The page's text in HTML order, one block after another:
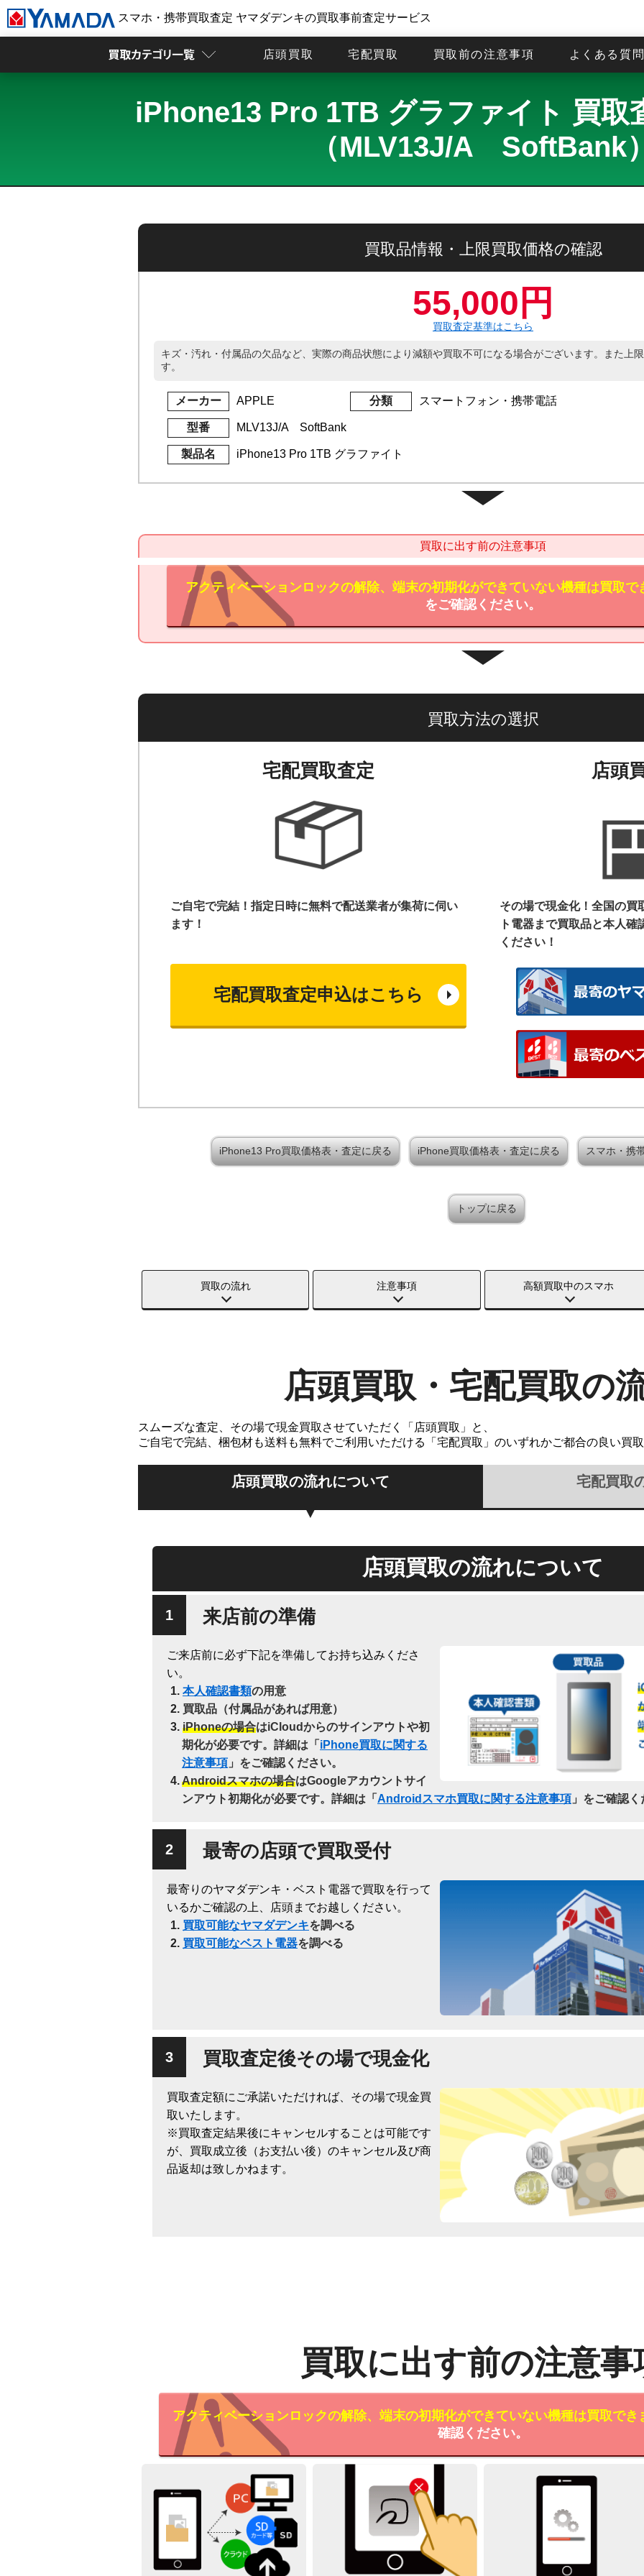
スマホ・携帯買取査定 ヤマダデンキの買取事前査定サービス
店頭買取 宅配買取 買取前の注意事項 よくある質
iPhone13 Pro 1TB グラファイト 買取
（MLV13J/A SoftBank
買取品情報・上限買取価格の確認
55,000円
買取査定基準はこちら
キズ・汚れ・付属品の欠品など、実際の商品状態により減額や買取不可になる場合がございます。また上
す。
メーカー APPLE 分類 スマートフォン・携帯電話
型番 MLV13J/A SoftBank
製品名 iPhone13 Pro 1TB グラファイト
買取に出す前の注意事項
アクティベーションロックの解除、端末の初期化ができていない機種は買取で
をご確認ください。
買取方法の選択
宅配買取査定
ご自宅で完結！指定日時に無料で配送業者が集荷に伺い
ます！
宅配買取査定申込はこちら
店頭
その場で現金化！全国の買
ト電器まで買取品と本人確
ください！
iPhone13 Pro買取価格表・査定に戻る iPhone買取価格表・査定に戻る スマホ・携
トップに戻る
買取の流れ 注意事項 高額買取中のスマホ
店頭買取・宅配買取の
スムーズな査定、その場で現金買取させていただく「店頭買取」と、
ご自宅で完結、梱包材も送料も無料でご利用いただける「宅配買取」のいずれかご都合の良い買
店頭買取の流れについて 宅配買取
店頭買取の流れについて
来店前の準備
ご来店前に必ず下記を準備してお持ち込みくださ
い。
本人確認書類の用意
買取品（付属品があれば用意）
iPhoneの場合はiCloudからのサインアウトや初
期化が必要です。詳細は「 iPhone買取に関する
注意事項 」をご確認ください。
Androidスマホの場合はGoogleアカウントサイ
ンアウト初期化が必要です。詳細は「 Androidスマホ買取に関する注意事項 」をご確認
最寄の店頭で買取受付
最寄りのヤマダデンキ・ベスト電器で買取を行って
いるかご確認の上、店頭までお越しください。
買取可能なヤマダデンキを調べる
買取可能なベスト電器を調べる
買取査定後その場で現金化
買取査定額にご承諾いただければ、その場で現金買
取いたします。
※買取査定結果後にキャンセルすることは可能です
が、買取成立後（お支払い後）のキャンセル及び商
品返却は致しかねます。
買取に出す前の注意事
アクティベーションロックの解除、端末の初期化ができていない機種は買取でき
確認ください。